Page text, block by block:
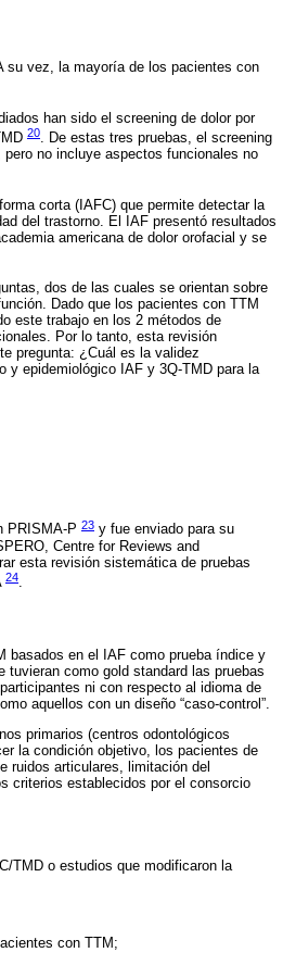
su vez, la mayoría de los pacientes con
han sido el screening de dolor por
20. De estas tres pruebas, el screening
no incluye aspectos funcionales no
corta (IAFC) que permite detectar la
del trastorno. El IAF presentó resultados
americana de dolor orofacial y se
dos de las cuales se orientan sobre
Dado que los pacientes con TTM
este trabajo en los 2 métodos de
Por lo tanto, esta revisión
pregunta: ¿Cuál es la validez
y epidemiológico IAF y 3Q-TMD para la
PRISMA-P 23 y fue enviado para su
Centre for Reviews and
esta revisión sistemática de pruebas
24.
basados en el IAF como prueba índice y
tuvieran como gold standard las pruebas
ni con respecto al idioma de
aquellos con un diseño “caso-control”.
primarios (centros odontológicos
la condición objetivo, los pacientes de
ruidos articulares, limitación del
criterios establecidos por el consorcio
TMD o estudios que modificaron la
con TTM;